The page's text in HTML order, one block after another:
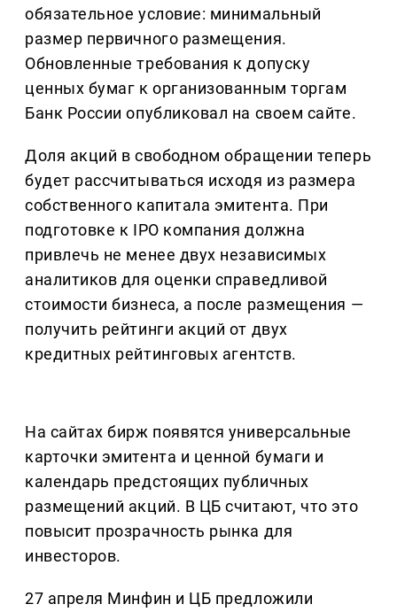
обязательное условие: минимальный
размер первичного размещения.
Обновленные требования к допуску
ценных бумаг к организованным торгам
Банк России опубликовал на своем сайте.
Доля акций в свободном обращении теперь
будет рассчитываться исходя из размера
собственного капитала эмитента. При
подготовке к IPO компания должна
привлечь не менее двух независимых
аналитиков для оценки справедливой
стоимости бизнеса, а после размещения —
получить рейтинги акций от двух
кредитных рейтинговых агентств.
На сайтах бирж появятся универсальные
карточки эмитента и ценной бумаги и
календарь предстоящих публичных
размещений акций. В ЦБ считают, что это
повысит прозрачность рынка для
инвесторов.
27 апреля Минфин и ЦБ предложили